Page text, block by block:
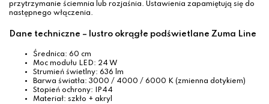
przytrzymanie ściemnia lub rozjaśnia. Ustawienia zapamiętują się do
następnego włączenia.
Dane techniczne – lustro okrągłe podświetlane Zuma Line
Średnica: 60 cm
Moc modułu LED: 24 W
Strumień świetlny: 636 lm
Barwa światła: 3000 / 4000 / 6000 K (zmienna dotykiem)
Stopień ochrony: IP44
Materiał: szkło + akryl